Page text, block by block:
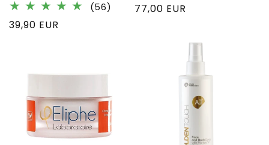
(56)
Prix
39,90 EUR
Prix
77,00 EUR